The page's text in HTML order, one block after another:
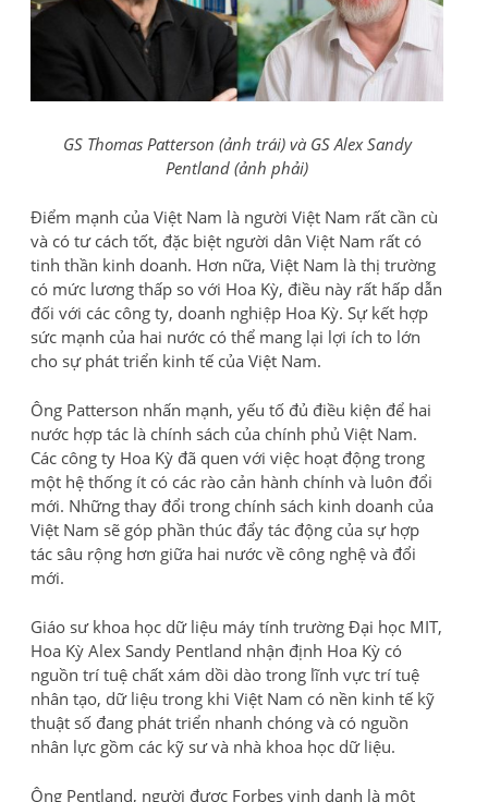
GS Thomas Patterson (ảnh trái) và GS Alex Sandy
Pentland (ảnh phải)
Điểm mạnh của Việt Nam là người Việt Nam rất cần cù
và có tư cách tốt, đặc biệt người dân Việt Nam rất có
tinh thần kinh doanh. Hơn nữa, Việt Nam là thị trường
có mức lương thấp so với Hoa Kỳ, điều này rất hấp dẫn
đối với các công ty, doanh nghiệp Hoa Kỳ. Sự kết hợp
sức mạnh của hai nước có thể mang lại lợi ích to lớn
cho sự phát triển kinh tế của Việt Nam.
Ông Patterson nhấn mạnh, yếu tố đủ điều kiện để hai
nước hợp tác là chính sách của chính phủ Việt Nam.
Các công ty Hoa Kỳ đã quen với việc hoạt động trong
một hệ thống ít có các rào cản hành chính và luôn đổi
mới. Những thay đổi trong chính sách kinh doanh của
Việt Nam sẽ góp phần thúc đẩy tác động của sự hợp
tác sâu rộng hơn giữa hai nước về công nghệ và đổi
mới.
Giáo sư khoa học dữ liệu máy tính trường Đại học MIT,
Hoa Kỳ Alex Sandy Pentland nhận định Hoa Kỳ có
nguồn trí tuệ chất xám dồi dào trong lĩnh vực trí tuệ
nhân tạo, dữ liệu trong khi Việt Nam có nền kinh tế kỹ
thuật số đang phát triển nhanh chóng và có nguồn
nhân lực gồm các kỹ sư và nhà khoa học dữ liệu.
Ông Pentland, người được Forbes vinh danh là một